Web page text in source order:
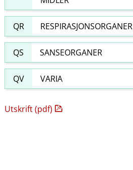
QR RESPIRASJONSORGANER
QS SANSEORGANER
QV VARIA
Utskrift (pdf)